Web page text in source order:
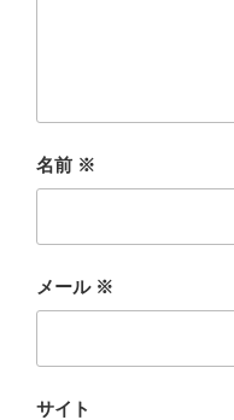
名前 ※
メール ※
サイト